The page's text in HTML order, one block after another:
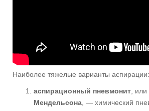
Наиболее тяжелые варианты аспирации:
аспирационный пневмонит , или
Мендельсона , — химический